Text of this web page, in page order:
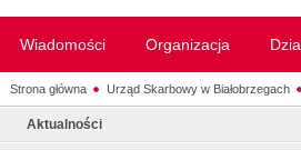
Wiadomości Organizacja
Strona główna Urząd Skarbowy w Białobrzegach
Aktualności